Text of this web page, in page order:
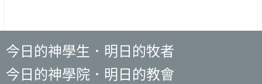
今日的神學生．明日的牧者
今日的神學院．明日的教會